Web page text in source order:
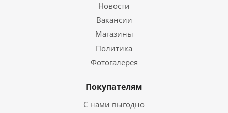
Новости
Вакансии
Магазины
Политика
Фотогалерея
Покупателям
С нами выгодно